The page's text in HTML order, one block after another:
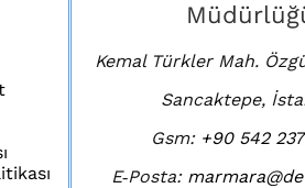
Kemal Türkler Mah.
Sancaktepe,
Gsm: +90 542
E‑Posta: